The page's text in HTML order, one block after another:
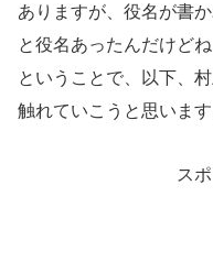
ありますが、役名が書
と役名あったんだけどね
ということで、以下、
触れていこうと思います
ス